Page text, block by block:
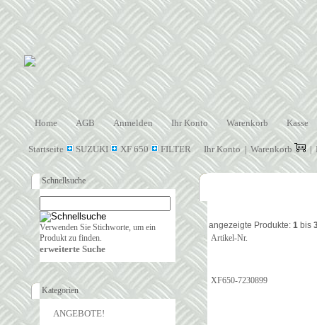
Home AGB Anmelden Ihr Konto Warenkorb Kasse
Startseite SUZUKI XF 650 FILTER Ihr Konto | Warenkorb |
Schnellsuche
Verwenden Sie Stichworte, um ein
Produkt zu finden.
erweiterte Suche
Kategorien
ANGEBOTE!
angezeigte Produkte: 1 bis
Artikel-Nr.
XF650-7230899